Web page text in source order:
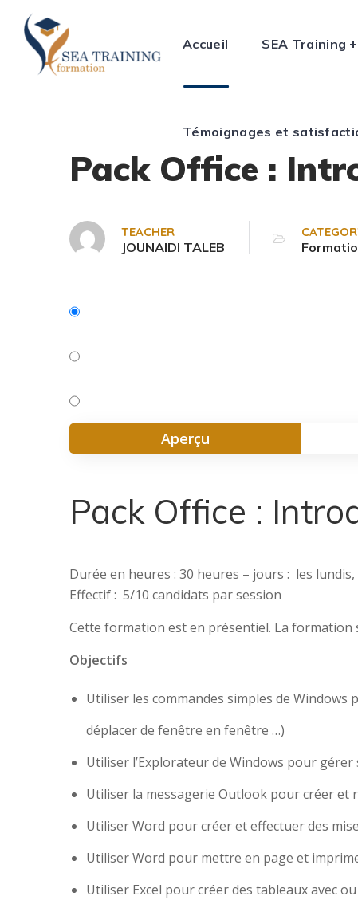
Accueil SEA Training
Témoignages et
Témoignages et satisfaction
Pack Office :
TEACHER
JOUNAIDI TALEB
Aperçu
Pack Office :
Durée en heures : 30 heures – jours : les
Effectif : 5/10 candidats par session
Cette formation est en présentiel. La formation
Objectifs
Utiliser les commandes simples de
déplacer de fenêtre en fenêtre …)
Utiliser l’Explorateur de Windows pour
Utiliser la messagerie Outlook pour créer et
Utiliser Word pour créer et effectuer des
Utiliser Word pour mettre en page et
Utiliser Excel pour créer des tableaux avec